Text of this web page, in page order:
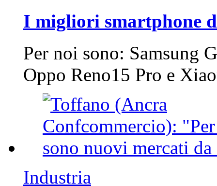
I migliori smartphone
Per noi sono: Samsung
Oppo Reno15 Pro e
Industria